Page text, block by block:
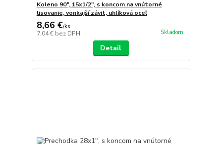
Koleno 90°, 15x1/2", s koncom na vnútorné
lisovanie, vonkajší závit, uhlíková oceľ
8,66 €/ks
7,04 € bez DPH Skladom
Detail